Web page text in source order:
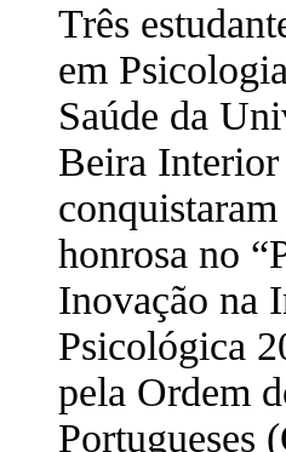
Três
em
Saúde da
Beira
honrosa no
Inovação na
Psicológica
pela Ordem
Portugueses